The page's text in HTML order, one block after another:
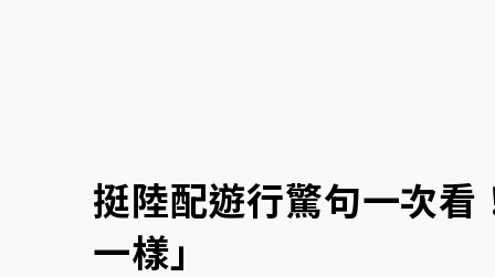
挺陸配遊行驚句一次
一樣」